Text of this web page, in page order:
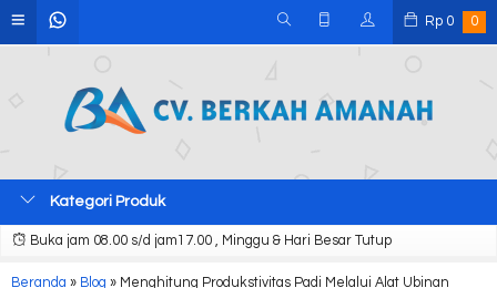
Rp 0 0
Kategori Produk
Buka jam 08.00 s/d jam17.00 , Minggu & Hari Besar Tutup
Beranda » Blog » Menghitung Produkstivitas Padi Melalui Alat Ubinan